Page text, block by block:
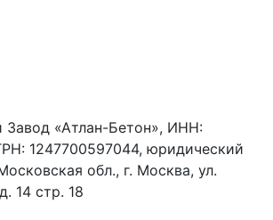
«Атлан-Бетон», ИНН:
1247700597044, юридический
обл., г. Москва, ул.
14 стр. 18